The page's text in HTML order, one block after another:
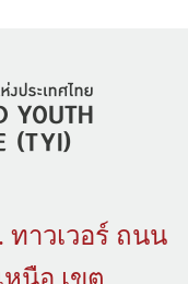
ทาวเวอร์ ถนน
นือ เขต